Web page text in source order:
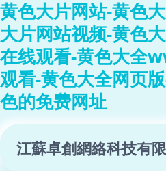
黄色大片网站-黄色
大片网站视频-黄色
在线观看-黄色大全
观看-黄色大全网页
色的免费网址
江蘇卓創網絡科技有